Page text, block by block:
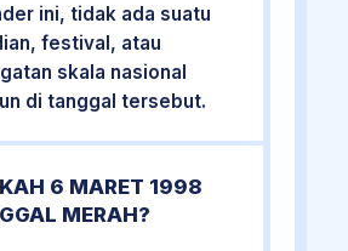
ini, tidak ada suatu
festival, atau
skala nasional
di tanggal tersebut.
6 MARET 1998
MERAH?